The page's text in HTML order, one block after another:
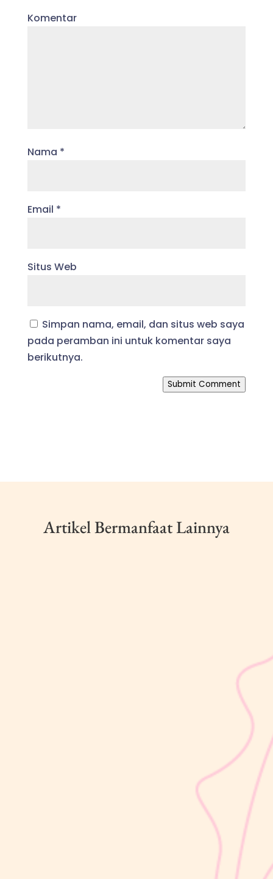
Komentar
Nama *
Email *
Situs Web
Simpan nama, email, dan situs web saya
pada peramban ini untuk komentar saya
berikutnya.
Submit Comment
Artikel Bermanfaat Lainnya
utama untuk menilai apakah tumbuh kembang si Kecil berjalan
optimal. Berbeda dengan berat badan yang bisa naik-turun dalam
waktu singkat, pertambahan tinggi badan cenderung berlangsung